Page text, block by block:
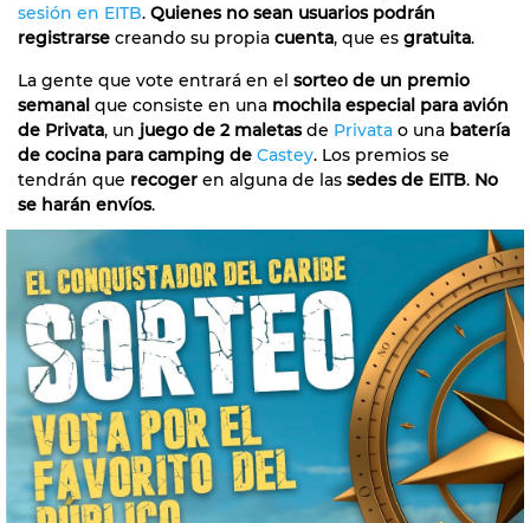
sesión en EITB. Quienes no sean usuarios podrán
registrarse creando su propia cuenta, que es gratuita.
La gente que vote entrará en el sorteo de un premio
semanal que consiste en una mochila especial para avión
de Privata, un juego de 2 maletasde Privata o una batería
de cocina para camping de Castey. Los premios se
tendrán que recoger en alguna de las sedes de EITB. No
se harán envíos.